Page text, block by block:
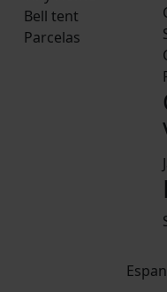
Bell tent
Parcelas